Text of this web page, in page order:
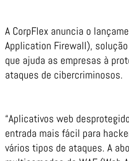
A CorpFlex anuncia o
Application Firewall),
que ajuda as empresas à
ataques de cibercriminosos.
“Aplicativos web
entrada mais fácil para
vários tipos de ataques. A